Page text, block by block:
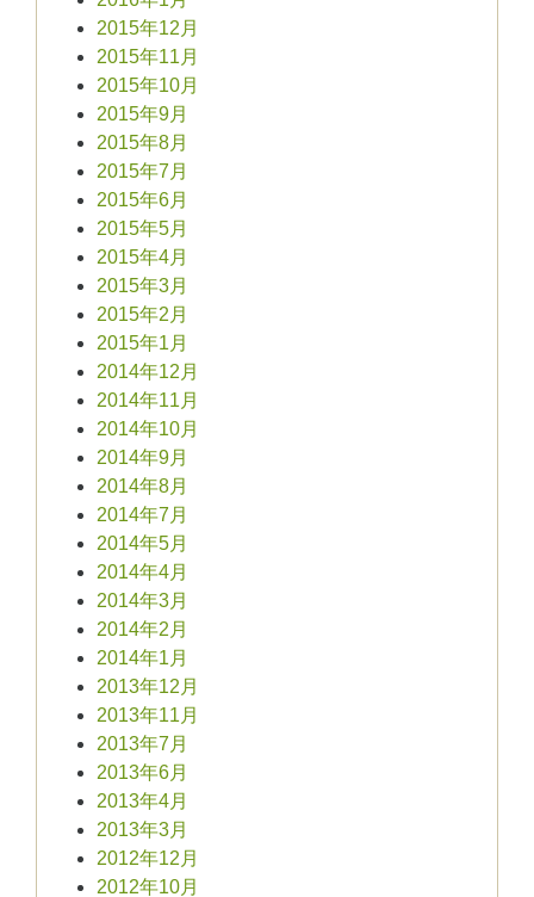
2015年12月
2015年11月
2015年10月
2015年9月
2015年8月
2015年7月
2015年6月
2015年5月
2015年4月
2015年3月
2015年2月
2015年1月
2014年12月
2014年11月
2014年10月
2014年9月
2014年8月
2014年7月
2014年5月
2014年4月
2014年3月
2014年2月
2014年1月
2013年12月
2013年11月
2013年7月
2013年6月
2013年4月
2013年3月
2012年12月
2012年10月